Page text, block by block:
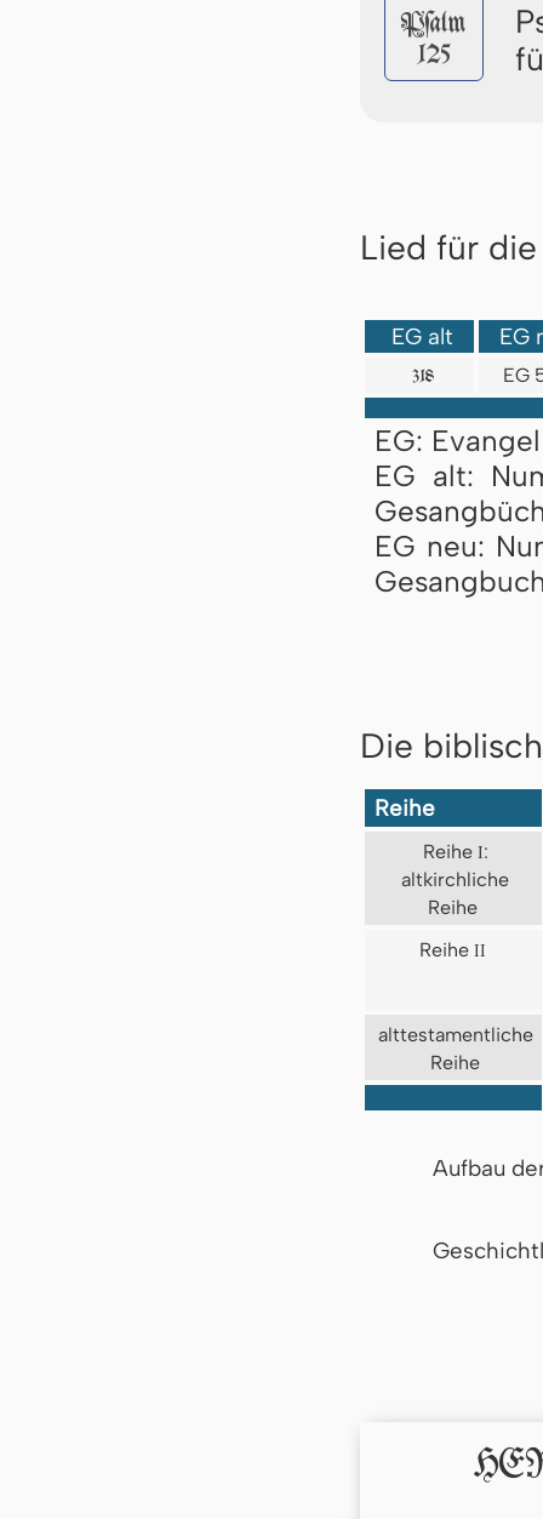
Pſalm
125
Lied für
EG alt EG
318 EG
EG:
EG alt:
EG neu:
Die
Reihe
Reihe I:
altkirchliche
Reihe
Reihe II
alttestamentliche
Reihe
Aufbau